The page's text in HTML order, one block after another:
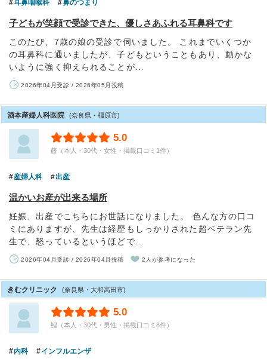
耳鼻咽喉科 鼻のつまり
子どもが笑顔で受診できた、優しさあふれる耳鼻科です
このたび、7歳の娘の受診で伺いました。 これまでいくつか
の耳鼻科に通いましたが、子どもということもあり、動かな
いように強く抑えられることが…
2026年04月受診 / 2026年05月投稿
酒本産婦人科医院 (奈良県・橿原市)
5.0
藤（本人・30代・女性・掲載口コミ1件）
産婦人科 出産
温かいお産が出来る場所
妊娠、出産でこちらにお世話になりました。 色んな方の口コ
ミにありますが、先生は経歴もしっかりされた超ベテラン先
生で、怒っているというほどで…
2026年04月受診 / 2026年04月投稿 2人が参考になった
きむクリニック (奈良県・大和高田市)
5.0
鯉（本人・30代・男性・掲載口コミ8件）
内科 インフルエンザ